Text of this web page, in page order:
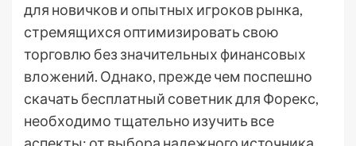
для новичков и опытных игроков рынка,
стремящихся оптимизировать свою
торговлю без значительных финансовых
вложений. Однако, прежде чем поспешно
скачать бесплатный советник для Форекс,
необходимо тщательно изучить все